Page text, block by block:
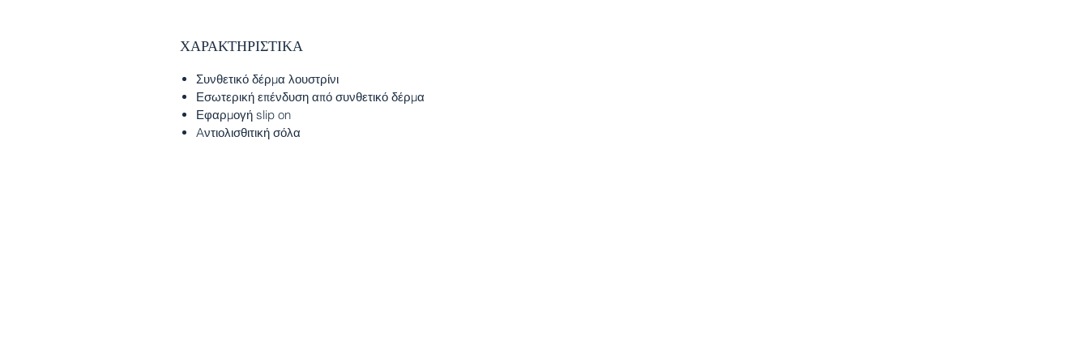
ΧΑΡΑΚΤΗΡΙΣΤΙΚΑ
Συνθετικό δέρμα λουστρίνι
Εσωτερική επένδυση από συνθετικό δέρμα
Εφαρμογή slip on
Aντιολισθιτική σόλα